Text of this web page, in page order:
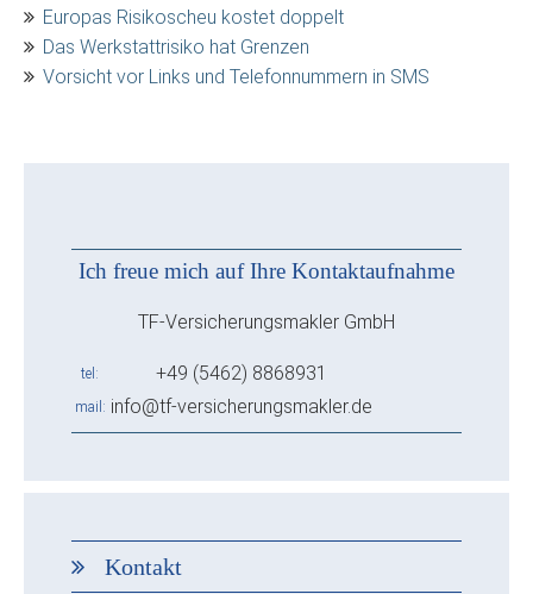
Europas Risikoscheu kostet doppelt
Das Werkstattrisiko hat Grenzen
Vorsicht vor Links und Telefonnummern in SMS
Ich freue mich auf Ihre Kontaktaufnahme
TF-Versicherungsmakler GmbH
tel +49 (5462) 8868931
mail info@tf-versicherungsmakler.de
Kontakt